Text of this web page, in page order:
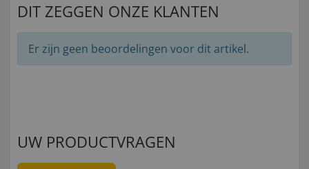
DIT ZEGGEN ONZE KLANTEN
Er zijn geen beoordelingen voor dit artikel.
UW PRODUCTVRAGEN